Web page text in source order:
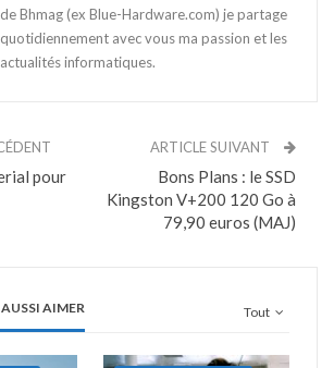
de Bhmag (ex Blue-Hardware.com) je partage
quotidiennement avec vous ma passion et les
actualités informatiques.
pour
ARTICLE SUIVANT
Bons Plans : le SSD
Kingston V+200 120 Go à
79,90 euros (MAJ)
Tout
AIMER